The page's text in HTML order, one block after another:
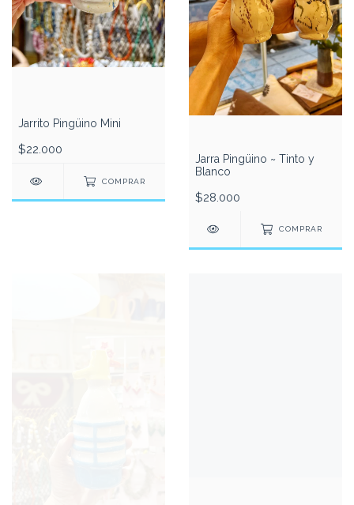
Jarrito Pingüino Mini
$22.000
COMPRAR
Jarra Pingüino ~ Tinto y
Blanco
$28.000
COMPRAR